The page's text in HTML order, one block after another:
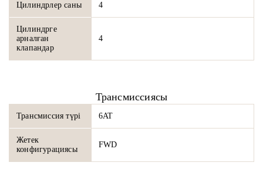
Цилиндрлер саны 4
Цилиндрге
арналған
клапандар
4
Трансмиссиясы
Трансмиссия түрі 6AT
Жетек
конфигурациясы
FWD